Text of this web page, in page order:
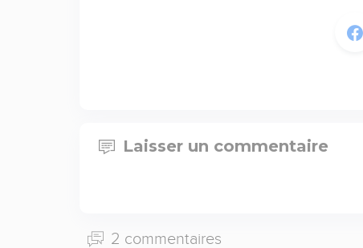
Laisser un commentaire
2 commentaires